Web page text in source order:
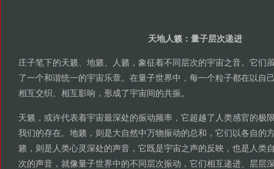
天地人籁：量子层次递进
庄子笔下的天籁、地籁、人籁，象征着不同层次的宇宙之音。它们
了一个和谐统一的宇宙乐章。在量子世界中，每一个粒子都在以自
相互交织、相互影响，形成了宇宙间的共振。
天籁，或许代表着宇宙最深处的振动频率，它超越了人类感官的极
我们的存在。地籁，则是大自然中万物振动的总和，它们以各自的
籁，则是人类心灵深处的声音，它既是宇宙之声的反映，也是人类
次的声音，就像量子世界中的不同层次振动，它们相互递进、层层